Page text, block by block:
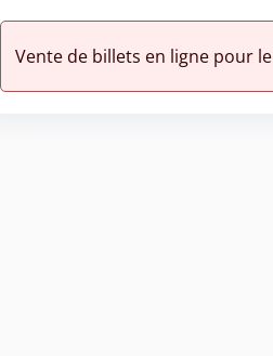
Vente de billets en ligne pour le